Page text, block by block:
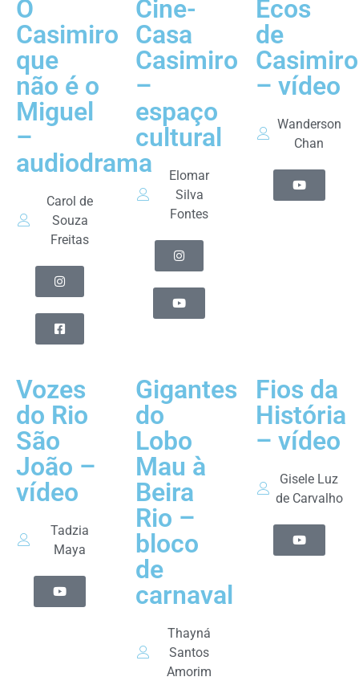
O
Casimiro
que
não é o
Miguel
–
audiodrama
Carol de
Souza
Freitas
Cine-
Casa
Casimiro
–
espaço
cultural
Elomar
Silva
Fontes
Ecos
de
Casimiro
– vídeo
Wanderson
Chan
Vozes
do Rio
São
João –
vídeo
Tadzia
Maya
Gigantes
do
Lobo
Mau à
Beira
Rio –
bloco
de
carnaval
Thayná
Santos
Amorim
Fios da
História
– vídeo
Gisele Luz
de Carvalho